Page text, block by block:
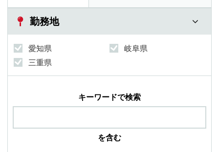
勤務地
愛知県
岐阜県
三重県
キーワードで検索
を含む